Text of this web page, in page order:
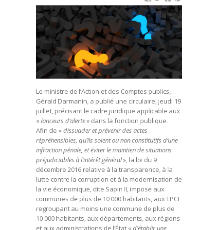
Le ministre de l’Action et des Comptes publics,
Gérald Darmanin, a publié une circulaire, jeudi 19
juillet, précisant le cadre juridique applicable aux
« lanceurs d’alerte» dans la fonction publique.
Afin de « dissuader et prévenir des actes
répréhensibles, qu’ils soient ou non constitutifs d’une
infraction pénale, et éviter le maintien de situations
préjudiciables à l’intérêt général», la loi du 9
décembre 2016 relative à la transparence, à la
lutte contre la corruption et à la modernisation de
la vie économique, dite Sapin II, impose aux
communes de plus de 10 000 habitants, aux EPCI
regroupant au moins une commune de plus de
10 000 habitants, aux départements, aux régions